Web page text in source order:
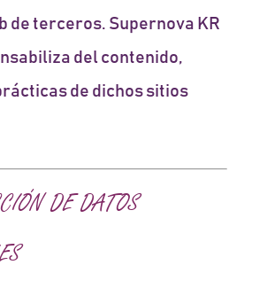
de terceros. Supernova KR
del contenido,
de dichos sitios
DE DATOS